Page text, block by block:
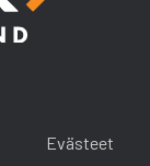
Evästeet